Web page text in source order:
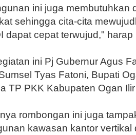
ini juga membutuhkan
sehingga cita-cita
dapat cepat terwujud," harap
ini Pj Gubernur Agus
Tyas Fatoni, Bupati
TP PKK Kabupaten Ogan
rombongan ini juga
kawasan kantor